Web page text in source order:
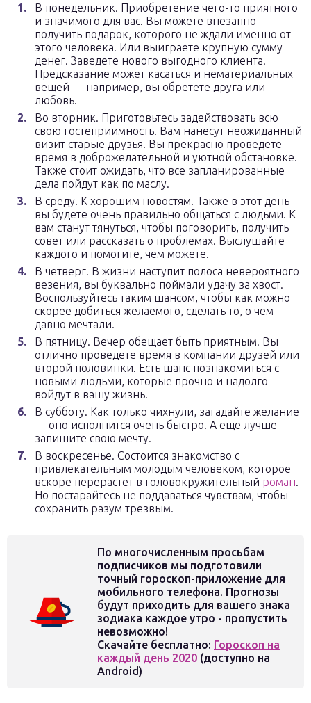
В понедельник. Приобретение чего-то приятного
и значимого для вас. Вы можете внезапно
получить подарок, которого не ждали именно от
этого человека. Или выиграете крупную сумму
денег. Заведете нового выгодного клиента.
Предсказание может касаться и нематериальных
вещей — например, вы обретете друга или
любовь.
Во вторник. Приготовьтесь задействовать всю
свою гостеприимность. Вам нанесут неожиданный
визит старые друзья. Вы прекрасно проведете
время в доброжелательной и уютной обстановке.
Также стоит ожидать, что все запланированные
дела пойдут как по маслу.
В среду. К хорошим новостям. Также в этот день
вы будете очень правильно общаться с людьми. К
вам станут тянуться, чтобы поговорить, получить
совет или рассказать о проблемах. Выслушайте
каждого и помогите, чем можете.
В четверг. В жизни наступит полоса невероятного
везения, вы буквально поймали удачу за хвост.
Воспользуйтесь таким шансом, чтобы как можно
скорее добиться желаемого, сделать то, о чем
давно мечтали.
В пятницу. Вечер обещает быть приятным. Вы
отлично проведете время в компании друзей или
второй половинки. Есть шанс познакомиться с
новыми людьми, которые прочно и надолго
войдут в вашу жизнь.
В субботу. Как только чихнули, загадайте желание
— оно исполнится очень быстро. А еще лучше
запишите свою мечту.
В воскресенье. Состоится знакомство с
привлекательным молодым человеком, которое
вскоре перерастет в головокружительный роман
Но постарайтесь не поддаваться чувствам, чтобы
сохранить разум трезвым.
По многочисленным просьбам
подписчиков мы подготовили
точный гороскоп-приложение для
мобильного телефона. Прогнозы
будут приходить для вашего знака
зодиака каждое утро - пропустить
невозможно!
Скачайте бесплатно: Гороскоп на
каждый день 2020 (доступно на
Android)